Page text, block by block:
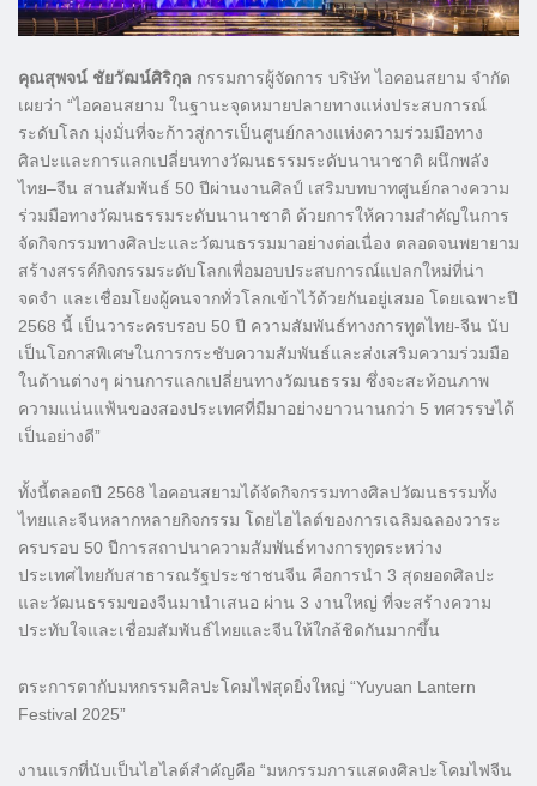
คุณสุพจน์ ชัยวัฒน์ศิริกุล กรรมการผู้จัดการ บริษัท ไอคอนสยาม จำกัด
เผยว่า “ไอคอนสยาม ในฐานะจุดหมายปลายทางแห่งประสบการณ์
ระดับโลก มุ่งมั่นที่จะก้าวสู่การเป็นศูนย์กลางแห่งความร่วมมือทาง
ศิลปะและการแลกเปลี่ยนทางวัฒนธรรมระดับนานาชาติ ผนึกพลัง
ไทย–จีน สานสัมพันธ์ 50 ปีผ่านงานศิลป์ เสริมบทบาทศูนย์กลางความ
ร่วมมือทางวัฒนธรรมระดับนานาชาติ ด้วยการให้ความสำคัญในการ
จัดกิจกรรมทางศิลปะและวัฒนธรรมมาอย่างต่อเนื่อง ตลอดจนพยายาม
สร้างสรรค์กิจกรรมระดับโลกเพื่อมอบประสบการณ์แปลกใหม่ที่น่า
จดจำ และเชื่อมโยงผู้คนจากทั่วโลกเข้าไว้ด้วยกันอยู่เสมอ โดยเฉพาะปี
2568 นี้ เป็นวาระครบรอบ 50 ปี ความสัมพันธ์ทางการทูตไทย-จีน นับ
เป็นโอกาสพิเศษในการกระชับความสัมพันธ์และส่งเสริมความร่วมมือ
ในด้านต่างๆ ผ่านการแลกเปลี่ยนทางวัฒนธรรม ซึ่งจะสะท้อนภาพ
ความแน่นแฟ้นของสองประเทศที่มีมาอย่างยาวนานกว่า 5 ทศวรรษได้
เป็นอย่างดี”
ทั้งนี้ตลอดปี 2568 ไอคอนสยามได้จัดกิจกรรมทางศิลปวัฒนธรรมทั้ง
ไทยและจีนหลากหลายกิจกรรม โดยไฮไลต์ของการเฉลิมฉลองวาระ
ครบรอบ 50 ปีการสถาปนาความสัมพันธ์ทางการทูตระหว่าง
ประเทศไทยกับสาธารณรัฐประชาชนจีน คือการนำ 3 สุดยอดศิลปะ
และวัฒนธรรมของจีนมานำเสนอ ผ่าน 3 งานใหญ่ ที่จะสร้างความ
ประทับใจและเชื่อมสัมพันธ์ไทยและจีนให้ใกล้ชิดกันมากขึ้น
ตระการตากับมหกรรมศิลปะโคมไฟสุดยิ่งใหญ่ “Yuyuan Lantern
Festival 2025”
งานแรกที่นับเป็นไฮไลต์สำคัญคือ “มหกรรมการแสดงศิลปะโคมไฟจีน